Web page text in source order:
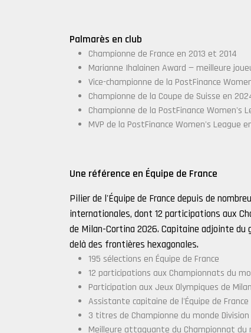
Palmarès en club
Championne de France en 2013 et 2014
Marianne Ihalainen Award — meilleure
Vice-championne de la PostFinance
Championne de la Coupe de Suisse en
Championne de la PostFinance Women's
MVP de la PostFinance Women's League
Une référence en Équipe de France
Pilier de l'Équipe de France depuis de
internationales, dont 12 participations aux
de Milan-Cortina 2026. Capitaine adjointe du
delà des frontières hexagonales.
195 sélections en Équipe de France
12 participations aux Championnats du
Participation aux Jeux Olympiques de
Assistante capitaine de l'Équipe de France
3 titres de Championne du monde
Meilleure attaquante du Championnat du